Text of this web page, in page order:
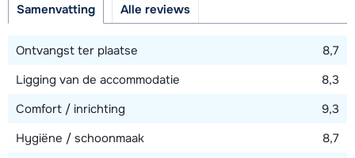
10 meter
Bekijk kaart
Samenvatting Alle reviews
Ontvangst ter plaatse
8,7
Ligging van de accommodatie
8,3
Comfort / inrichting
9,3
Hygiëne / schoonmaak
8,7